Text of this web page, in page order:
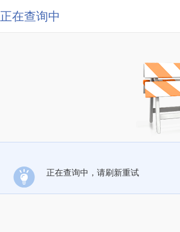
正在查询中
正在查询中，请刷新重试